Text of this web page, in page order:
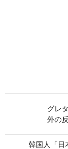
グレ
外の
韓国人「日